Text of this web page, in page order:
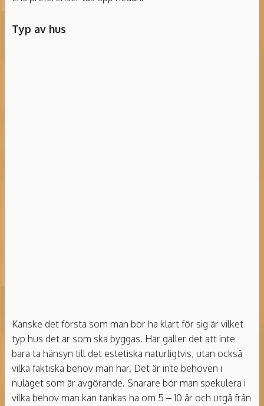
Typ av hus
Kanske det första som man bör ha klart för sig är vilket
typ hus det är som ska byggas. Här gäller det att inte
bara ta hänsyn till det estetiska naturligtvis, utan också
vilka faktiska behov man har. Det är inte behoven i
nuläget som är avgörande. Snarare bör man spekulera i
vilka behov man kan tänkas ha om 5 – 10 år och utgå från